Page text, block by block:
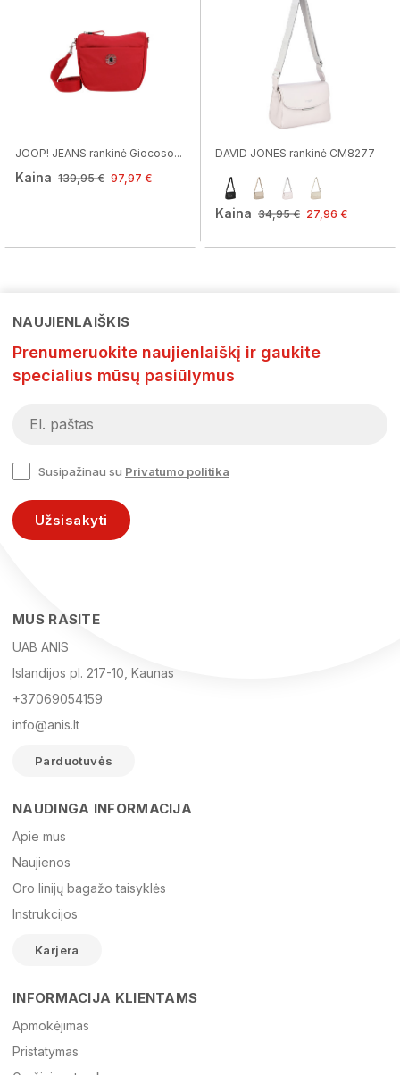
JOOP! JEANS rankinė Giocoso...
Kaina 139,95 € 97,97 €
DAVID JONES rankinė CM8277
Kaina 34,95 € 27,96 €
El. paštas
Žinutė
NAUJIENLAIŠKIS
Prenumeruokite naujienlaiškį ir gaukite
specialius mūsų pasiūlymus
Susipažinau su Privatumo politika
Užsisakyti
MUS RASITE
UAB ANIS
Islandijos pl. 217-10, Kaunas
+37069054159
info@anis.lt
Parduotuvės
NAUDINGA INFORMACIJA
Apie mus
Naujienos
Oro linijų bagažo taisyklės
Instrukcijos
Karjera
INFORMACIJA KLIENTAMS
Apmokėjimas
Pristatymas